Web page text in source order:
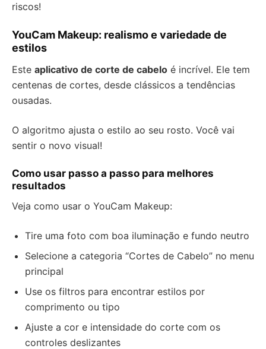
riscos!
YouCam Makeup: realismo e variedade de
estilos
Este aplicativo de corte de cabelo é incrível. Ele tem
centenas de cortes, desde clássicos a tendências
ousadas.
O algoritmo ajusta o estilo ao seu rosto. Você vai
sentir o novo visual!
Como usar passo a passo para melhores
resultados
Veja como usar o YouCam Makeup:
Tire uma foto com boa iluminação e fundo neutro
Selecione a categoria “Cortes de Cabelo” no menu
principal
Use os filtros para encontrar estilos por
comprimento ou tipo
Ajuste a cor e intensidade do corte com os
controles deslizantes